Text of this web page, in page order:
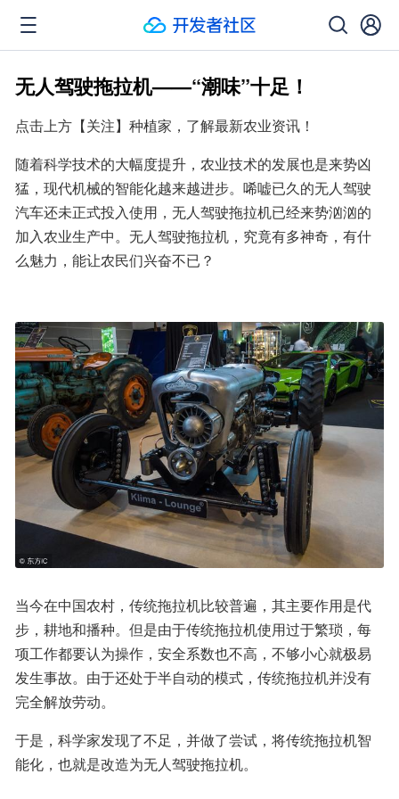
无人驾驶拖拉机——“潮味”十足！
点击上方【关注】种植家，了解最新农业资讯！
随着科学技术的大幅度提升，农业技术的发展也是来势凶
猛，现代机械的智能化越来越进步。唏嘘已久的无人驾驶
汽车还未正式投入使用，无人驾驶拖拉机已经来势汹汹的
加入农业生产中。无人驾驶拖拉机，究竟有多神奇，有什
么魅力，能让农民们兴奋不已？
当今在中国农村，传统拖拉机比较普遍，其主要作用是代
步，耕地和播种。但是由于传统拖拉机使用过于繁琐，每
项工作都要认为操作，安全系数也不高，不够小心就极易
发生事故。由于还处于半自动的模式，传统拖拉机并没有
完全解放劳动。
于是，科学家发现了不足，并做了尝试，将传统拖拉机智
能化，也就是改造为无人驾驶拖拉机。